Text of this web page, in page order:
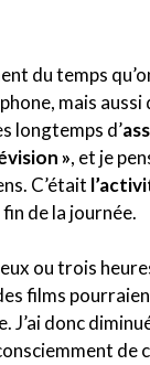
du temps
mais aussi
longtemps d’
», et je
C’était
de la journée.
ou trois
films
J’ai donc
de